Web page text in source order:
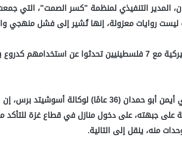
المدير التنفيذي لمنظمة "كسر الصمت"، التي
روايات معزولة، إنها تُشير إلى فشل منهجي
كما تحدثت الوكالة الأميركية مع 7 فلسطينيين تحدثوا عن
وقال الشاب الفلسطيني أيمن أبو حمدان (36 عامًا)
على جبهته، على دخول منازل في قطاع غزة للتأكد
منه، ينقل إلى التالية.